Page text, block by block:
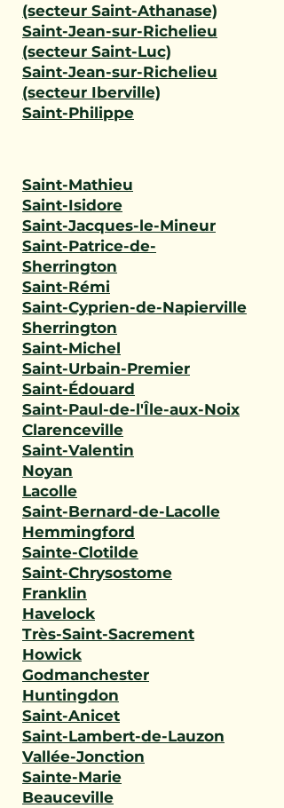
(secteur Saint-Athanase)
Saint-Jean-sur-Richelieu
(secteur Saint-Luc)
Saint-Jean-sur-Richelieu
(secteur Iberville)
Saint-Philippe
Saint-Mathieu
Saint-Isidore
Saint-Jacques-le-Mineur
Saint-Patrice-de-
Sherrington
Saint-Rémi
Saint-Cyprien-de-Napierville
Sherrington
Saint-Michel
Saint-Urbain-Premier
Saint-Édouard
Saint-Paul-de-l'Île-aux-Noix
Clarenceville
Saint-Valentin
Noyan
Lacolle
Saint-Bernard-de-Lacolle
Hemmingford
Sainte-Clotilde
Saint-Chrysostome
Franklin
Havelock
Très-Saint-Sacrement
Howick
Godmanchester
Huntingdon
Saint-Anicet
Saint-Lambert-de-Lauzon
Vallée-Jonction
Sainte-Marie
Beauceville